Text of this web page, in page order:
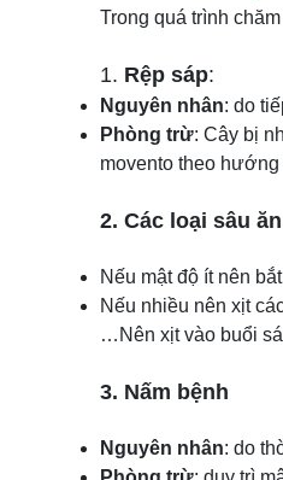
Trong quá trình
1. Rệp sáp:
Nguyên nhân: do
Phòng trừ: Cây bị
movento theo
2. Các loại sâu
Nếu mật độ ít nên
Nếu nhiều nên xịt
…Nên xịt vào buổi
3. Nấm bệnh
Nguyên nhân: do